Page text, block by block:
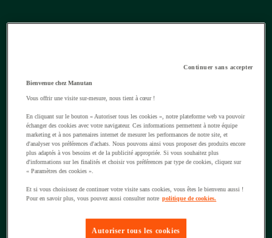
Continuer sans accepter
Bienvenue chez Manutan
Vous offrir une visite sur-mesure, nous tient à cœur !
En cliquant sur le bouton « Autoriser tous les cookies », notre plateforme web va pouvoir
échanger des cookies avec votre navigateur. Ces informations permettent à notre équipe
marketing et à nos partenaires internet de mesurer les performances de notre site, et
d'analyser vos préférences d'achats. Nous pouvons ainsi vous proposer des produits encore
plus adaptés à vos besoins et de la publicité appropriée. Si vous souhaitez plus
d'informations sur les finalités et choisir vos préférences par type de cookies, cliquez sur
« Paramètres des cookies ».
Et si vous choisissez de continuer votre visite sans cookies, vous êtes le bienvenu aussi !
Pour en savoir plus, vous pouvez aussi consulter notre politique de cookies.
Autoriser tous les cookies